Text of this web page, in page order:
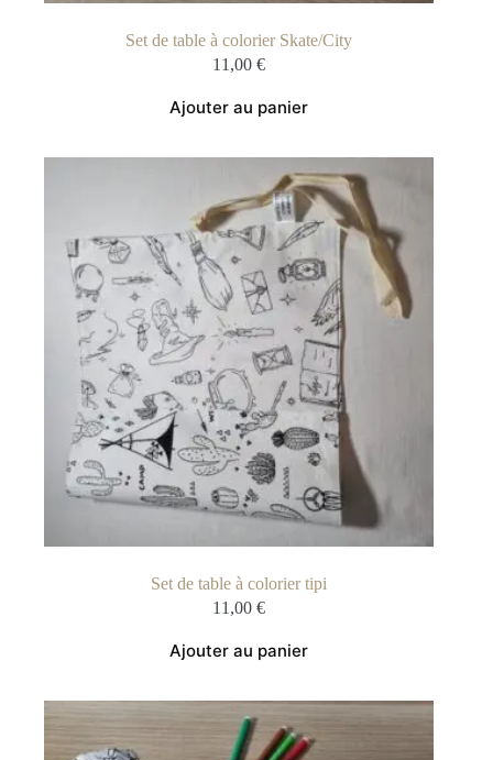
Set de table à colorier Skate/City
11,00€
Ajouter au panier
Set de table à colorier tipi
11,00€
Ajouter au panier